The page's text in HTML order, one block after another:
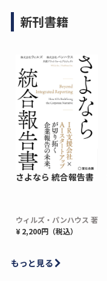
新刊書籍
さよなら 統合報告書
ウィルズ・パンハウス 著
¥ 2,200円（税込）
もっと見る